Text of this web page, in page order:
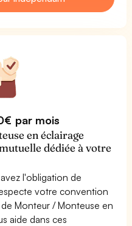
par mois
en éclairage
dédiée à votre
l'obligation de
votre convention
Monteur / Monteuse en
aide dans ces